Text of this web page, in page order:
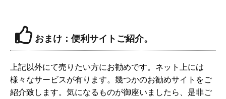
おまけ：便利サイトご紹介。
上記以外にて売りたい方にお勧めです。ネット上には
様々なサービスが有ります。幾つかのお勧めサイトをご
紹介致します。気になるものが御座いましたら、是非ご